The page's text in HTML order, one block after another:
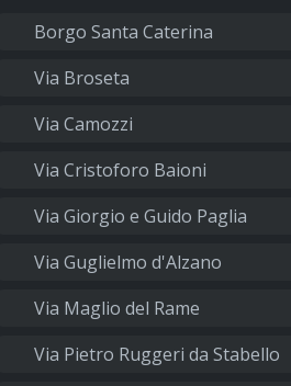
Borgo Santa Caterina
Via Broseta
Via Camozzi
Via Cristoforo Baioni
Via Giorgio e Guido Paglia
Via Guglielmo d'Alzano
Via Maglio del Rame
Via Pietro Ruggeri da Stabello